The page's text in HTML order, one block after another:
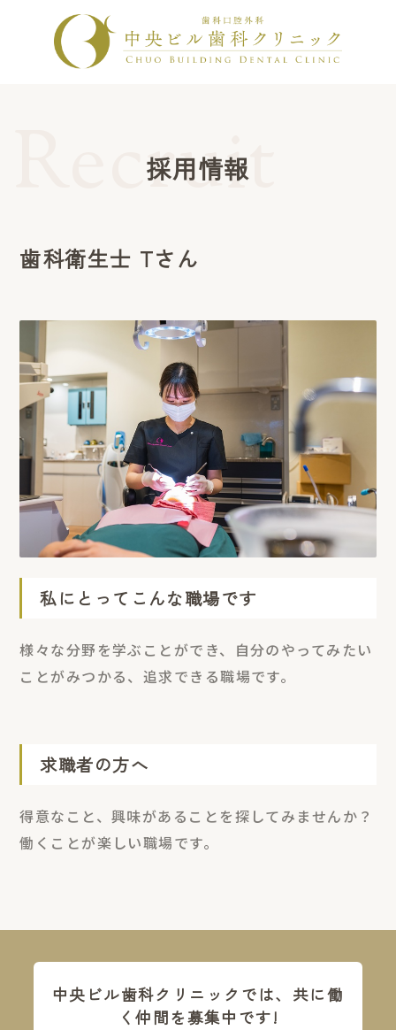
採用情報
歯科衛生士 Tさん
私にとってこんな職場です
様々な分野を学ぶことができ、自分のやってみたい
ことがみつかる、追求できる職場です。
求職者の方へ
得意なこと、興味があることを探してみませんか？
働くことが楽しい職場です。
中央ビル歯科クリニックでは、共に働
く仲間を募集中です!